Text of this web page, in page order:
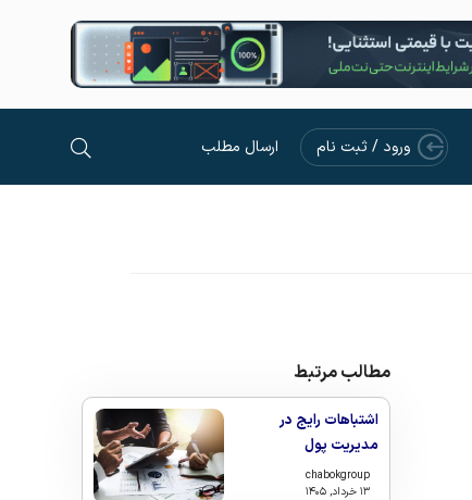
ورود / ثبت نام ارسال مطلب
مطالب مرتبط
اشتباهات رایج در
مدیریت پول
chabokgroup
۱۳ خرداد, ۱۴۰۵